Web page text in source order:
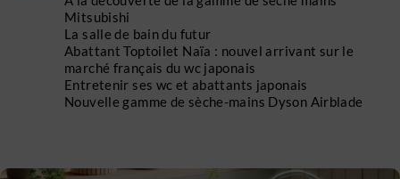
Mitsubishi
La salle de bain du futur
Abattant Toptoilet Naïa : nouvel arrivant sur le
marché français du wc japonais
Entretenir ses wc et abattants japonais
Nouvelle gamme de sèche-mains Dyson Airblade